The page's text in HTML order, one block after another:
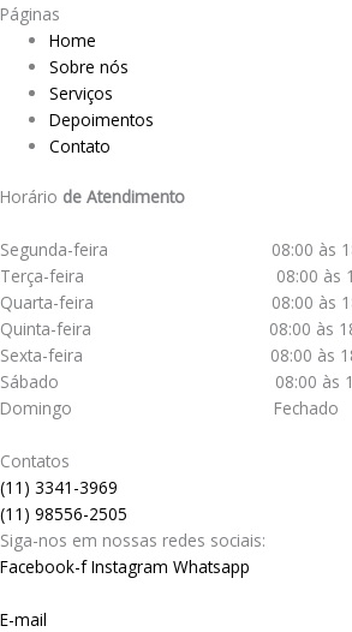
Páginas
Home
Sobre nós
Serviços
Depoimentos
Contato
Horário de Atendimento
Segunda-feira 08:00 às
Terça-feira 08:00 às
Quarta-feira 08:00 às
Quinta-feira 08:00 às
Sexta-feira 08:00 às
Sábado 08:00 às
Domingo Fechado
Contatos
(11) 3341-3969
(11) 98556-2505
Siga-nos em nossas redes sociais:
Facebook-fInstagram Whatsapp
E-mail